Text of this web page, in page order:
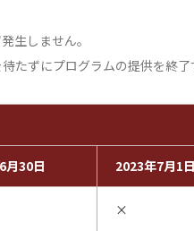
生しません。
ずにプログラムの提供を終了
月30日 2023年7月1
×